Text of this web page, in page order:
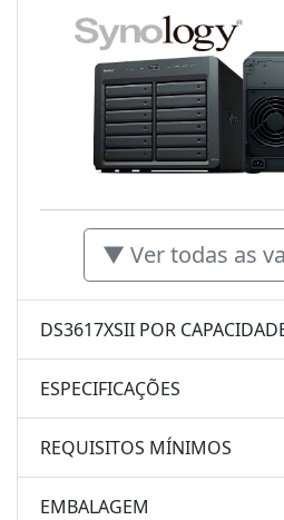
▼ Ver todas as
DS3617XSII POR
ESPECIFICAÇÕES
REQUISITOS MÍNIMOS
EMBALAGEM